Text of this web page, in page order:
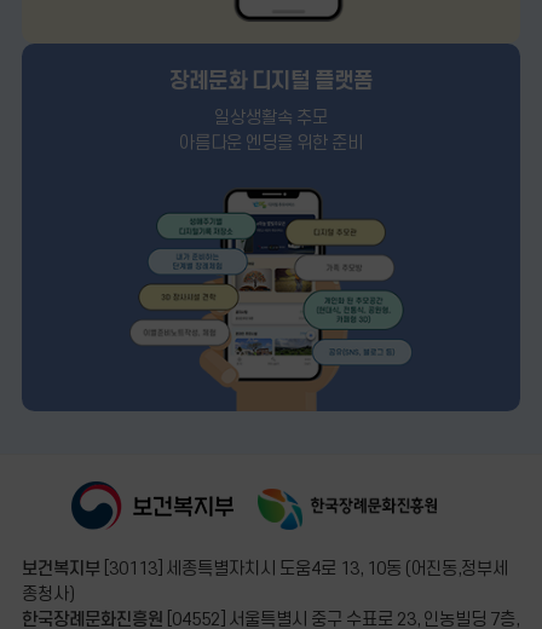
장례문화 디지털 플랫폼
일상생활속 추모
아름다운 엔딩을 위한 준비
보건복지부 [30113] 세종특별자치시 도움4로 13, 10동 (어진동,정부세
종청사)
한국장례문화진흥원 [04552] 서울특별시 중구 수표로 23, 인농빌딩 7층,